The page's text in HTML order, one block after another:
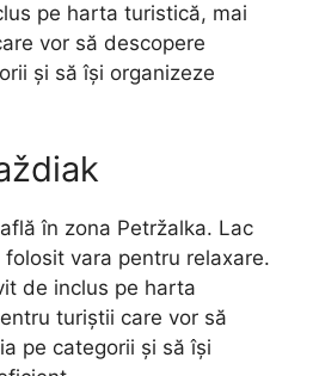
pe harta turistică, mai
vor să descopere
și să își organizeze
în zona Petržalka. Lac
vara pentru relaxare.
de inclus pe harta
turiștii care vor să
pe categorii și să își